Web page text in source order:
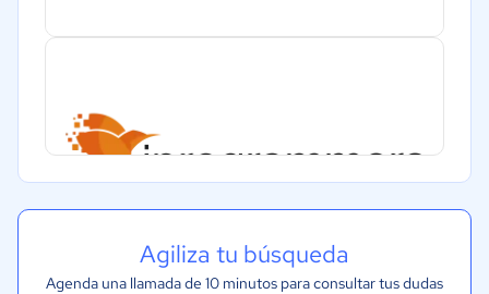
Agiliza tu búsqueda
Agenda una llamada de 10 minutos para consultar tus dudas